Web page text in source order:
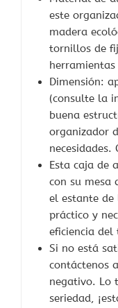
este
madera
tornillos de
Dimensión:
(consulte la
buena
organizador
necesidades.
Esta caja de
con su mesa
el estante
práctico y
eficiencia
Si no está
contáctenos
negativo. Lo
seriedad,